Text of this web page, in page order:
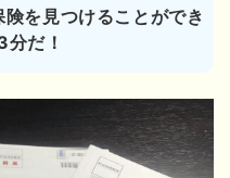
を見つけることができ
だ！